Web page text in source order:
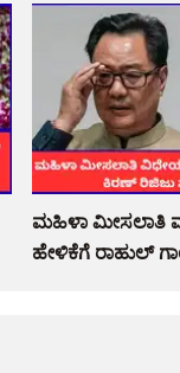
ಮಹಿಳಾ ಮೀಸಲಾತಿ
ಹೇಳಿಕೆಗೆ ರಾಹುಲ್